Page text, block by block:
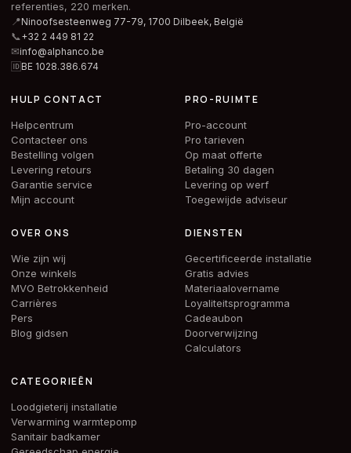
referenties, 220 merken.
📍Ninoofsesteenweg 77-79, 1700 Dilbeek, België
📞+32 2 449 81 22
✉info@alphanco.be
🆔BE 1028.386.674
HULP CONTACT
Helpcentrum
Contacteer ons
Bestelling volgen
Levering retours
Garantie service
Mijn account
PRO-RUIMTE
Pro-account
Pro tarieven
Op maat offerte
Betaling 30 dagen
Levering op werf
Toegewijde adviseur
OVER ONS
Wie zijn wij
Onze winkels
MVO Betrokkenheid
Carrières
Pers
Blog gidsen
DIENSTEN
Gecertificeerde installatie
Gratis advies
Materiaalovername
Loyaliteitsprogramma
Cadeaubon
Doorverwijzing
Calculators
CATEGORIEËN
Loodgieterij installatie
Verwarming warmtepomp
Sanitair badkamer